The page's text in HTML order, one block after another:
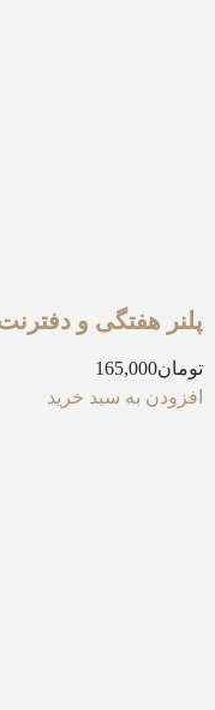
پلنر هفتگی و
تومان165,000
افزودن به سبد خرید